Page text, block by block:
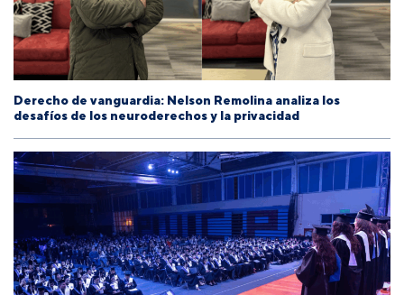
Derecho de vanguardia: Nelson Remolina analiza los
desafíos de los neuroderechos y la privacidad